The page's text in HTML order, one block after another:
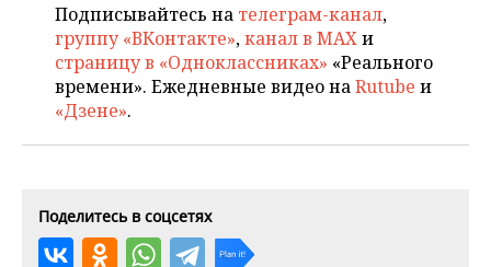
Подписывайтесь на телеграм-канал,
группу «ВКонтакте»,канал в MAXи
страницу в «Одноклассниках» «Реального
времени». Ежедневные видео наRutube и
«Дзене».
Поделитесь в соцсетях